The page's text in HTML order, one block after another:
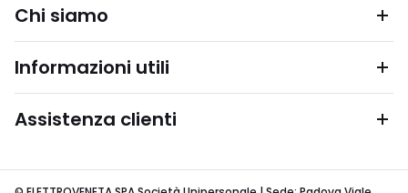
Chi siamo
Informazioni utili
Assistenza clienti